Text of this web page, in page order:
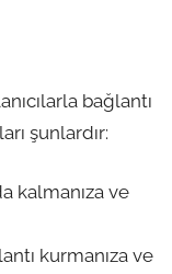
bağlantı
şunlardır:
kalmanıza ve
kurmanıza ve